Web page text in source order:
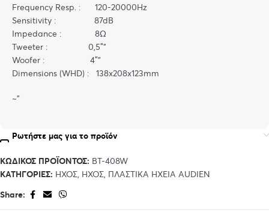
Frequency Resp. : 120-20000Hz
Sensitivity : 87dB
Impedance : 8Ω
Tweeter : 0,5″”
Woofer : 4″”
Dimensions (WHD) : 138x208x123mm
~”
Ρωτήστε μας για το προϊόν
ΚΩΔΙΚΌΣ ΠΡΟΪΌΝΤΟΣ: BT-408W
ΚΑΤΗΓΟΡΊΕΣ: ΉΧΟΣ ΉΧΟΣ ΠΛΑΣΤΙΚΆ ΗΧΕΊΑ AUDIEN
Share: